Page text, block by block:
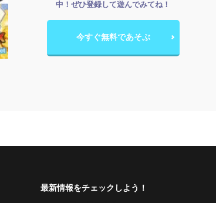
中！ぜひ登録して遊んでみてね！
今すぐ無料であそぶ
最新情報をチェックしよう！